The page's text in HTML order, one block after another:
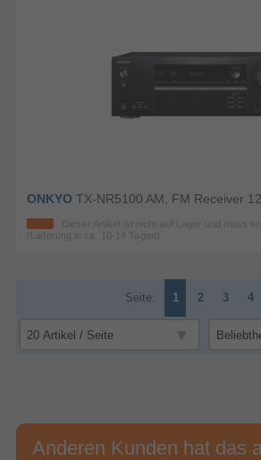
ONKYO TX-NR5100 AM, FM Receiver
Dieser Artikel ist nicht auf Lager und muss
(Lieferung in ca. 10-14 Tagen)
Seite: 1 2 3 4
Anderen Kunden hat das